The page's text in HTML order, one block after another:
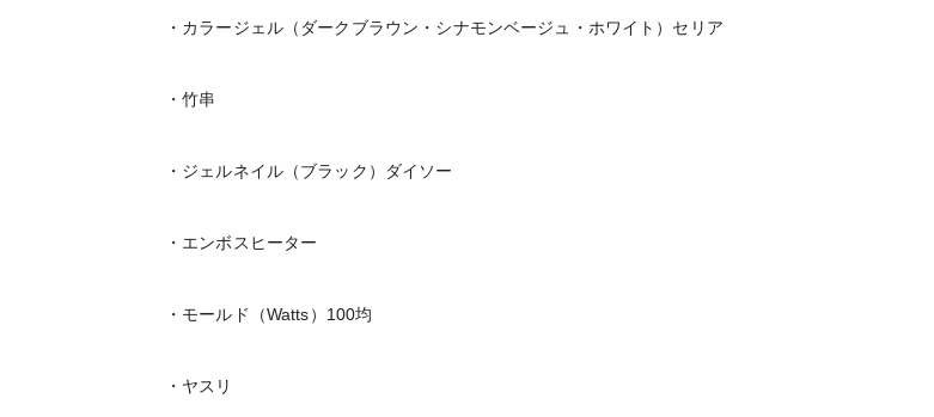
・カラージェル（ダークブラウン・シナモンベージュ・ホワイト）セリア
・竹串
・ジェルネイル（ブラック）ダイソー
・エンボスヒーター
・モールド（Watts）100均
・ヤスリ